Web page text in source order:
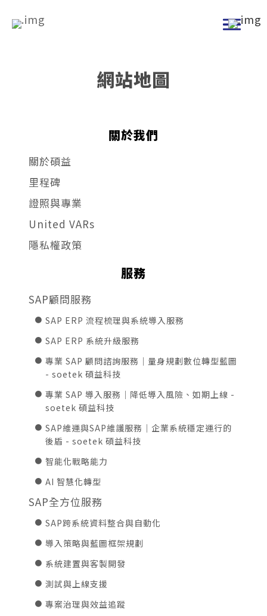
網站地圖
關於我們
關於碩益
里程碑
證照與專業
United VARs
隱私權政策
服務
SAP顧問服務
SAP ERP 流程梳理與系統導入服務
SAP ERP 系統升級服務
專業 SAP 顧問諮詢服務｜量身規劃數位轉型藍圖
- soetek 碩益科技
專業 SAP 導入服務｜降低導入風險、如期上線 -
soetek 碩益科技
SAP維運與SAP維護服務｜企業系統穩定運行的
後盾 - soetek 碩益科技
智能化戰略能力
AI 智慧化轉型
SAP全方位服務
SAP跨系統資料整合與自動化
導入策略與藍圖框架規劃
系統建置與客製開發
測試與上線支援
專案治理與效益追蹤